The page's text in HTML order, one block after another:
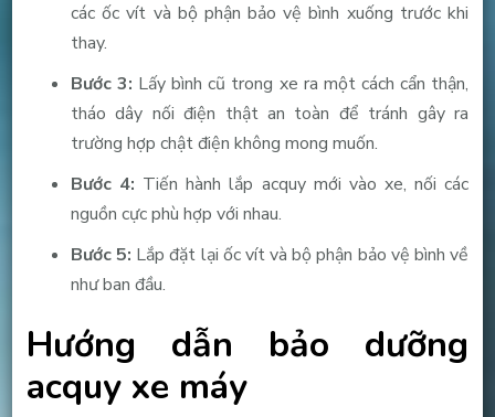
các ốc vít và bộ phận bảo vệ bình xuống trước khi
thay.
Bước 3: Lấy bình cũ trong xe ra một cách cẩn thận,
tháo dây nối điện thật an toàn để tránh gây ra
trường hợp chật điện không mong muốn.
Bước 4: Tiến hành lắp acquy mới vào xe, nối các
nguồn cực phù hợp với nhau.
Bước 5: Lắp đặt lại ốc vít và bộ phận bảo vệ bình về
như ban đầu.
Hướng dẫn bảo dưỡng
acquy xe máy